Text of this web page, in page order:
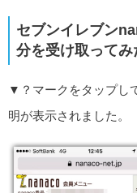
セブンイレブン
分を受け取ってみ
▼？マークをタップし
明が表示されました。